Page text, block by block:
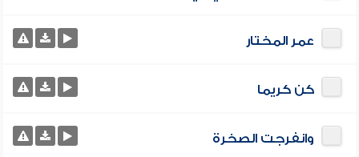
عمر المختار
كن كريما
وانفرجت الصخرة